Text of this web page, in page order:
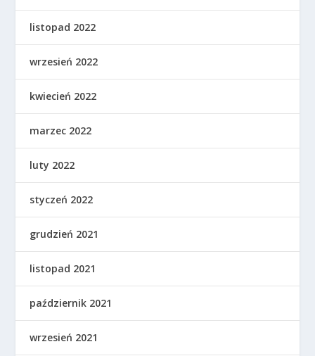
listopad 2022
wrzesień 2022
kwiecień 2022
marzec 2022
luty 2022
styczeń 2022
grudzień 2021
listopad 2021
październik 2021
wrzesień 2021